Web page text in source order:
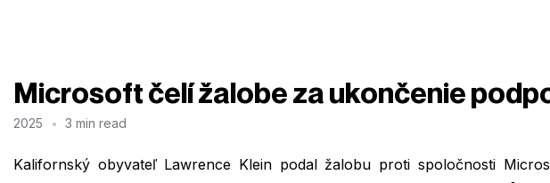
Microsoft čelí žalobe za ukončenie
2025 3 min read
Kalifornský obyvateľ Lawrence Klein podal žalobu proti spoločnosti